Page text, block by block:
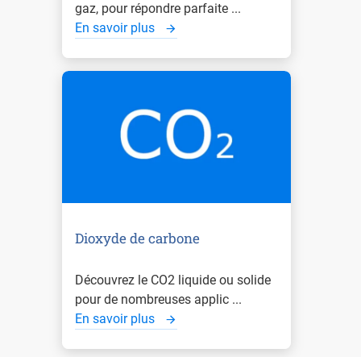
gaz, pour répondre parfaite ...
En savoir plus
Dioxyde de carbone
Découvrez le CO2 liquide ou solide
pour de nombreuses applic ...
En savoir plus